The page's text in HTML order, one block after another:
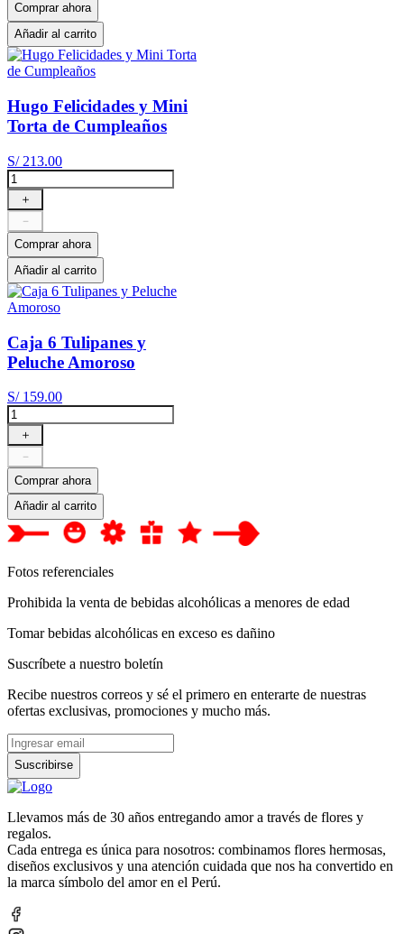
Comprar ahora
Añadir al carrito
Hugo Felicidades y Mini
Torta de Cumpleaños
S/ 213.00
＋
－
Comprar ahora
Añadir al carrito
Caja 6 Tulipanes y
Peluche Amoroso
S/ 159.00
＋
－
Comprar ahora
Añadir al carrito
Fotos referenciales
Prohibida la venta de bebidas alcohólicas a menores de edad
Tomar bebidas alcohólicas en exceso es dañino
Suscríbete a nuestro boletín
Recibe nuestros correos y sé el primero en enterarte de nuestras
ofertas exclusivas, promociones y mucho más.
Suscribirse
Llevamos más de 30 años entregando amor a través de flores y
regalos.
Cada entrega es única para nosotros: combinamos flores hermosas,
diseños exclusivos y una atención cuidada que nos ha convertido en
la marca símbolo del amor en el Perú.